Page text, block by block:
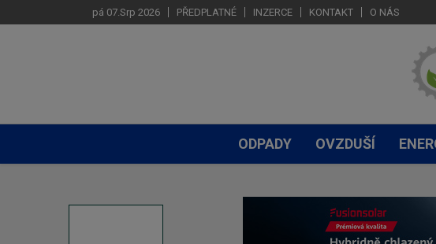
pá 07.Srp 2026 PŘEDPLATNÉ INZERCE KONTAKT O NÁS
ODPADY OVZDUŠÍ